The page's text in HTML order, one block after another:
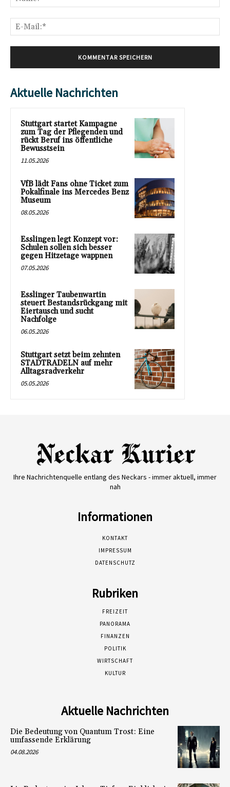
Aktuelle Nachrichten
Stuttgart startet Kampagne
zum Tag der Pflegenden und
rückt Beruf ins öffentliche
Bewusstsein
11.05.2026
VfB lädt Fans ohne Ticket zum
Pokalfinale ins Mercedes Benz
Museum
08.05.2026
Esslingen legt Konzept vor:
Schulen sollen sich besser
gegen Hitzetage wappnen
07.05.2026
Esslinger Taubenwartin
steuert Bestandsrückgang mit
Eiertausch und sucht
Nachfolge
06.05.2026
Stuttgart setzt beim zehnten
STADTRADELN auf mehr
Alltagsradverkehr
05.05.2026
Ihre Nachrichtenquelle entlang des Neckars - immer aktuell, immer
nah
Informationen
KONTAKT
IMPRESSUM
DATENSCHUTZ
Rubriken
FREIZEIT
PANORAMA
FINANZEN
POLITIK
WIRTSCHAFT
KULTUR
Aktuelle Nachrichten
Die Bedeutung von Quantum Trost: Eine
umfassende Erklärung
04.08.2026